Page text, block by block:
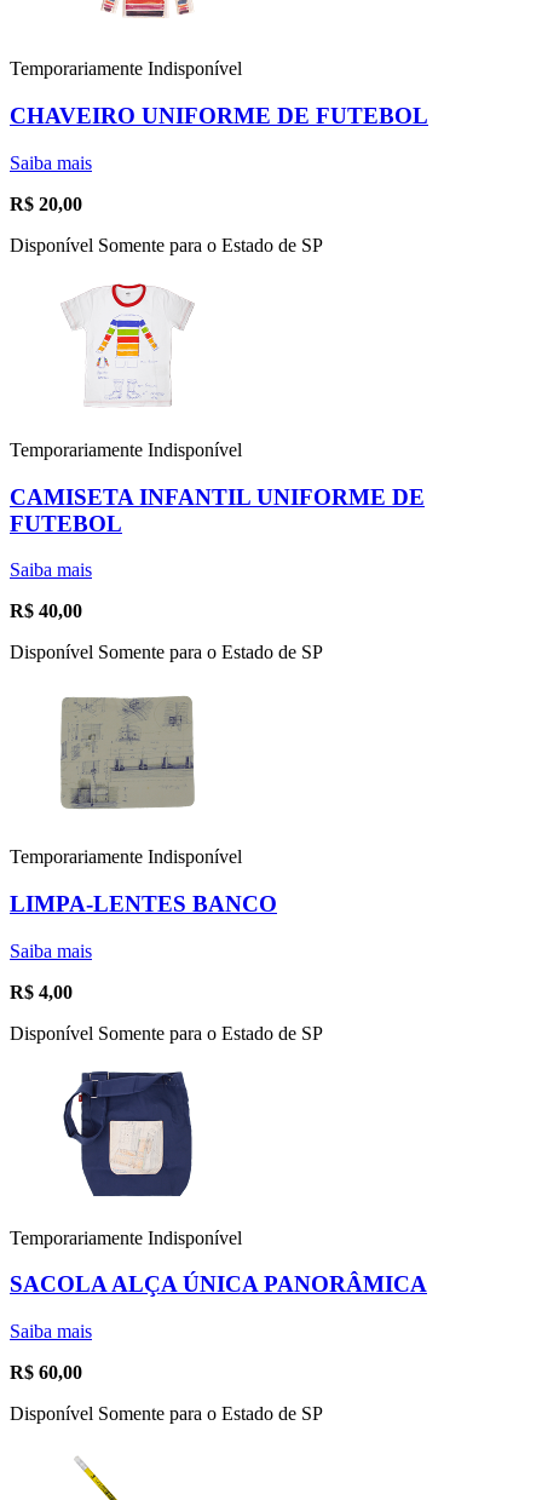
Temporariamente Indisponível
CHAVEIRO UNIFORME DE FUTEBOL
Saiba mais
R$ 20,00
Disponível Somente para o Estado de SP
Temporariamente Indisponível
CAMISETA INFANTIL UNIFORME DE
FUTEBOL
Saiba mais
R$ 40,00
Disponível Somente para o Estado de SP
Temporariamente Indisponível
LIMPA-LENTES BANCO
Saiba mais
R$ 4,00
Disponível Somente para o Estado de SP
Temporariamente Indisponível
SACOLA ALÇA ÚNICA PANORÂMICA
Saiba mais
R$ 60,00
Disponível Somente para o Estado de SP